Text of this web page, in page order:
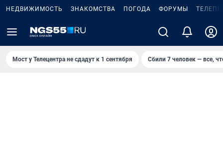
НЕДВИЖИМОСТЬ ЗНАКОМСТВА ПОГОДА ФОРУМЫ
Мост у Телецентра не сдадут к 1 сентября Сбили 7 человек — все,